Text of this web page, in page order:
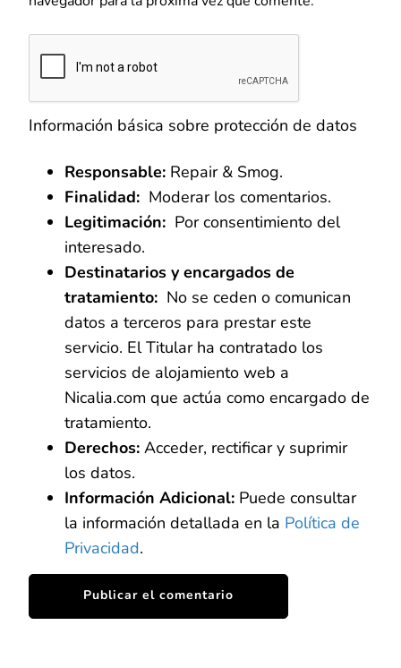
Información básica sobre protección de datos
Responsable: Repair & Smog.
Finalidad: Moderar los comentarios.
Legitimación: Por consentimiento del
interesado.
Destinatarios y encargados de
tratamiento: No se ceden o comunican
datos a terceros para prestar este
servicio. El Titular ha contratado los
servicios de alojamiento web a
Nicalia.com que actúa como encargado de
tratamiento.
Derechos: Acceder, rectificar y suprimir
los datos.
Información Adicional: Puede consultar
la información detallada en la Política de
Privacidad.